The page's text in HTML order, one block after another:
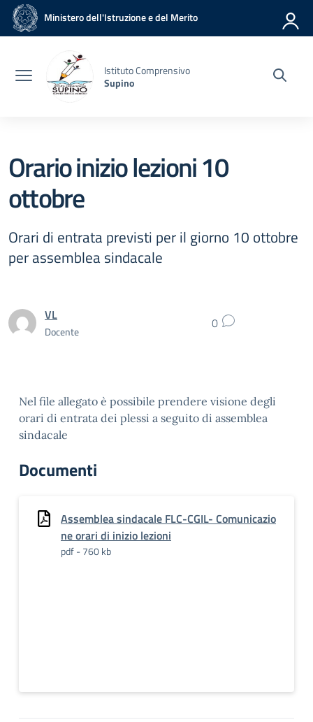
Vai ai contenuti
Vai al menu di navigazione
Vai al footer
Ministero dell'Istruzione e del Merito
Istituto Comprensivo
Supino
Orario inizio lezioni 10
ottobre
Orari di entrata previsti per il giorno 10 ottobre
per assemblea sindacale
VL
Docente 0
Nel file allegato è possibile prendere visione degli
orari di entrata dei plessi a seguito di assemblea
sindacale
Documenti
Assemblea sindacale FLC-CGIL- Comunicazio
ne orari di inizio lezioni
pdf - 760 kb